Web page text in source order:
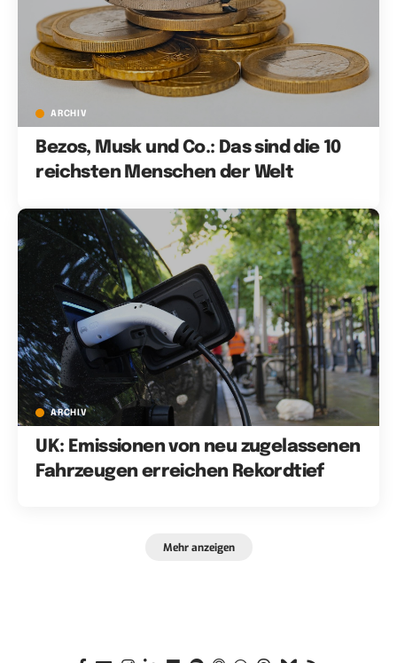
ARCHIV
Bezos, Musk und Co.: Das sind die 10
reichsten Menschen der Welt
ARCHIV
UK: Emissionen von neu zugelassenen
Fahrzeugen erreichen Rekordtief
Mehr anzeigen